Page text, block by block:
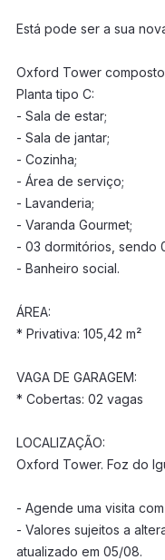
Está pode ser a sua
Oxford Tower
Planta tipo C:
- Sala de estar;
- Sala de jantar;
- Cozinha;
- Área de serviço;
- Lavanderia;
- Varanda Gourmet;
- 03 dormitórios, sendo
- Banheiro social.
ÁREA:
* Privativa: 105,42 m²
VAGA DE GARAGEM:
* Cobertas: 02 vagas
LOCALIZAÇÃO:
Oxford Tower. Foz do
- Agende uma visita
- Valores sujeitos a
atualizado em 05/08.